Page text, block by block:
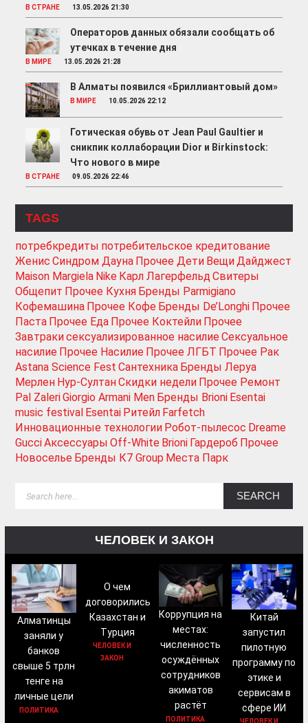
В СТРАНЕ 13.05.2026 21:30
Операторов данных обязали сообщать об
утечках в течение дня
В МИРЕ 13.05.2026 21:28
В Алматы появился «Бриллиантовый дом»
В МИРЕ 10.05.2026 22:12
Готическая обувь от Jean Paul Gaultier и
сникпик коллаборации Dior и Birkinstock:
Что нового в мире
В СТРАНЕ 09.05.2026 22:46
TAGS
потребкредиты потребительское кредитование
Женис Синдром Дауна Прочее Дети ВещиДайджест
Maison Margiela Nike Карл ЛагерфельдСвитеры
Общепит Прочее Кухня Бренды Parmigiano
Кофемашина Прочее Кофе Бренды De’Longhi Прочее
Паста Прочее Еда Прочее Коктейли Прочее
Завтракисексуализированное насилиеСексуальное
насилие Прочее Насилие Прочее ЛГБТ Прочее Рак
Astana Science Fest Сантехника Бренды Леруа
Мерлен Нур-СултанСкидки недели Прочее Ремонт
Pal ZaleriGiorgio Armani Men Бренды Brioni Esentai
music festival Esentai Ритейл Farfetch
Инновационные технологии Робот-пылесос Dreame
GucciАксессуары Off-White Brioni Гардероб Прочее
Новоселье Бренды К7 Group Места Парк
ЧЕЛОВЕК И ЗАКОН
Алматинцы
заняли у
банков
свыше 5 трлн
тенге на
личные цели
ПОЛИТИКА
О чем
договорились
Казахстан и
Турция
ЧЕЛОВЕК И
ЗАКОН
Коррупция на
местах:
численность
осуждённых
сотрудников
акиматов
растёт
ПОЛИТИКА
Китай
запустил
пилотную
программу по
этике и
сервисам в
сфере ИИ
ЧЕЛОВЕК И